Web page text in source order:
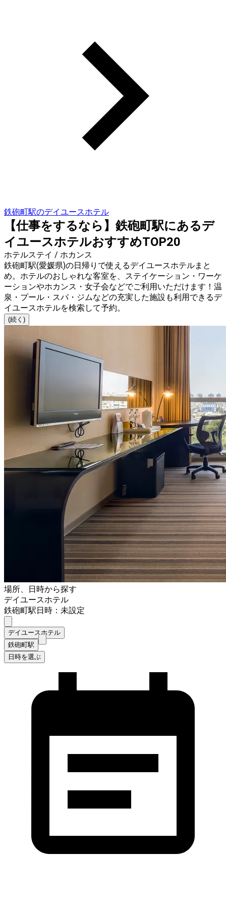
鉄砲町駅のデイユースホテル
【仕事をするなら】鉄砲町駅にあるデ
イユースホテルおすすめTOP20
ホテルステイ / ホカンス
鉄砲町駅(愛媛県)の日帰りで使えるデイユースホテルまと
め。ホテルのおしゃれな客室を、ステイケーション・ワーケ
ーションやホカンス・女子会などでご利用いただけます！温
泉・プール・スパ・ジムなどの充実した施設も利用できるデ
イユースホテルを検索して予約。
(続く)
場所、日時から探す
デイユースホテル
鉄砲町駅日時：未設定
デイユースホテル
鉄砲町駅
日時を選ぶ